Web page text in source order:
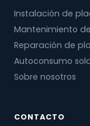
Instalación de
Mantenimiento
Reparación de
Autoconsumo
Sobre nosotros
CONTACTO